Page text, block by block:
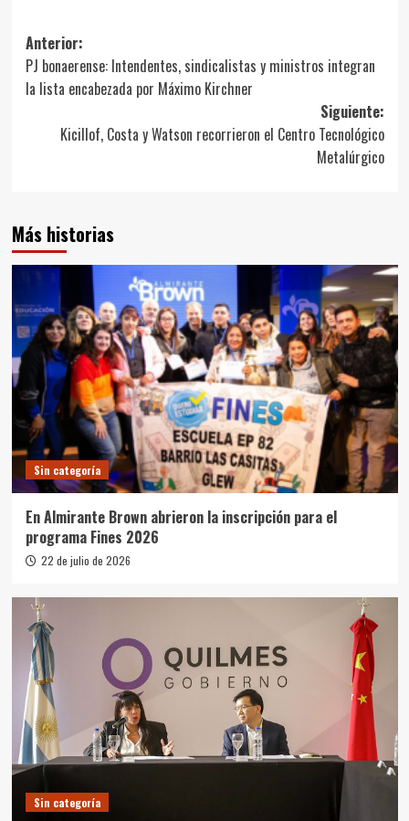
Navegación
de
entradas
Anterior:
PJ bonaerense: Intendentes, sindicalistas y ministros integran
la lista encabezada por Máximo Kirchner
Siguiente:
Kicillof, Costa y Watson recorrieron el Centro Tecnológico
Metalúrgico
Más historias
Sin categoría
En Almirante Brown abrieron la inscripción para el
programa Fines 2026
22 de julio de 2026
Sin categoría